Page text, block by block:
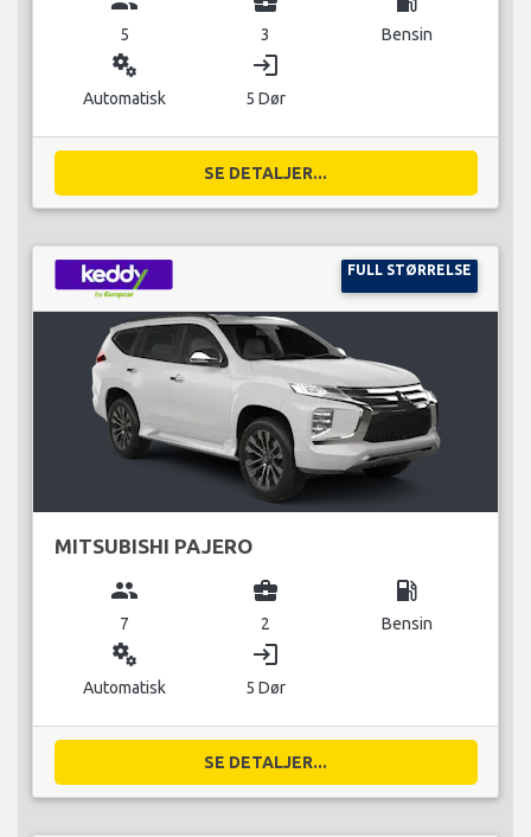
5 3 Bensin
miscellaneous_services
Automatisk
login
5 Dør
SE DETALJER...
FULL STØRRELSE
MITSUBISHI PAJERO
group
7
business_center
2
local_gas_station
Bensin
miscellaneous_services
Automatisk
login
5 Dør
SE DETALJER...